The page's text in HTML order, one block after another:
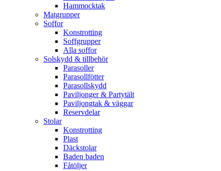
Hammocktak
Matgrupper
Soffor
Konstrotting
Soffgrupper
Alla soffor
Solskydd & tillbehör
Parasoller
Parasollfötter
Parasollskydd
Paviljonger & Partytält
Paviljongtak & väggar
Reservdelar
Stolar
Konstrotting
Plast
Däckstolar
Baden baden
Fåtöljer